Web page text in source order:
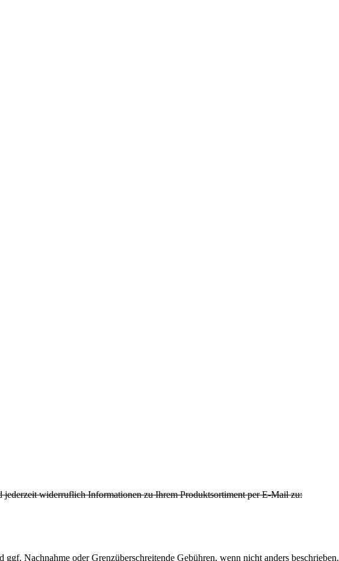
jederzeit widerruflich Informationen zu Ihrem Produktsortiment per E-Mail zu:
ggf. Nachnahme oder Grenzüberschreitende Gebühren, wenn nicht anders beschrieben.